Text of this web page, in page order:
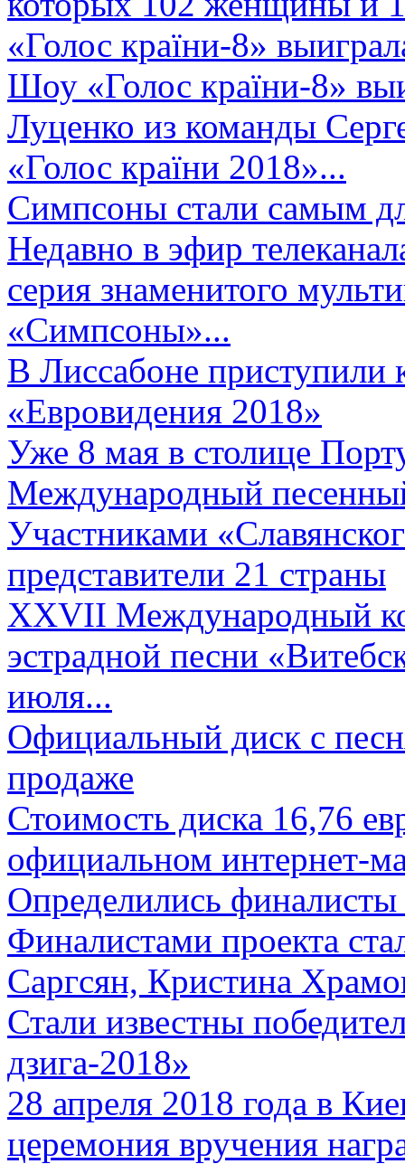
«Голос країни-8»
Шоу «Голос країни-8»
Луценко из команды
«Голос країни 2018»...
Симпсоны стали самым
Недавно в эфир
серия знаменитого
«Симпсоны»...
В Лиссабоне приступили
«Евровидения 2018»
Уже 8 мая в столице
Международный
Участниками
представители 21 страны
XXVII Международный
эстрадной песни
июля...
Официальный диск с
продаже
Стоимость диска 16,76
официальном интернет-
Определились
Финалистами проекта
Саргсян, Кристина
Стали известны
дзига-2018»
28 апреля 2018 года в
церемония вручения